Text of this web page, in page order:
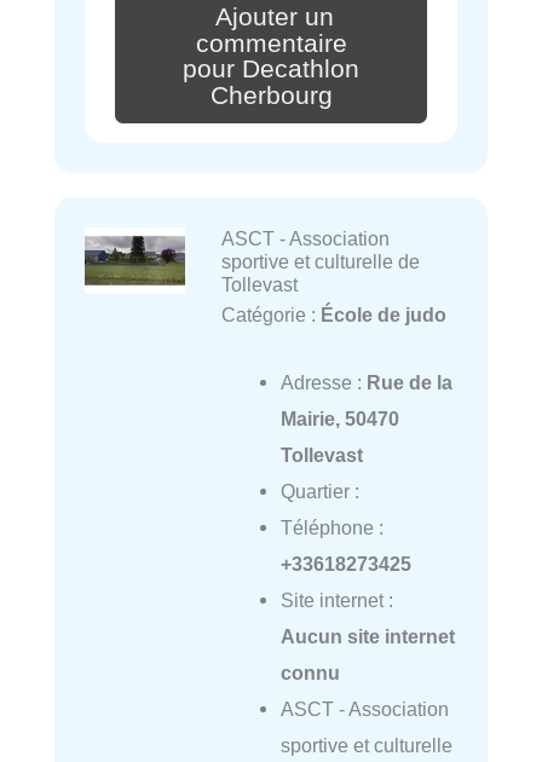
Ajouter un
commentaire
pour Decathlon
Cherbourg
ASCT - Association
sportive et culturelle de
Tollevast
Catégorie : École de judo
Adresse : Rue de la
Mairie, 50470
Tollevast
Quartier :
Téléphone :
+33618273425
Site internet :
Aucun site internet
connu
ASCT - Association
sportive et culturelle